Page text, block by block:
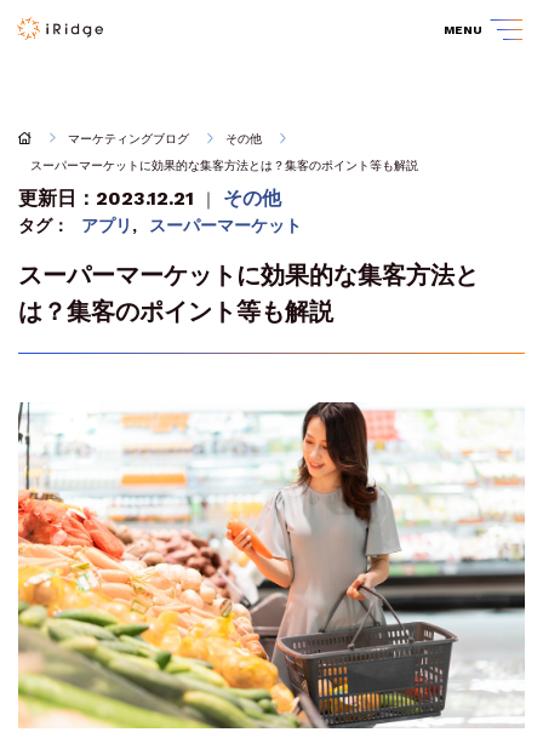
MENU
マーケティングブログ
その他
スーパーマーケットに効果的な集客方法とは？集客のポイント等も解説
更新日：2023.12.21 ｜ その他
タグ： アプリ , スーパーマーケット
スーパーマーケットに効果的な集客方法と
は？集客のポイント等も解説